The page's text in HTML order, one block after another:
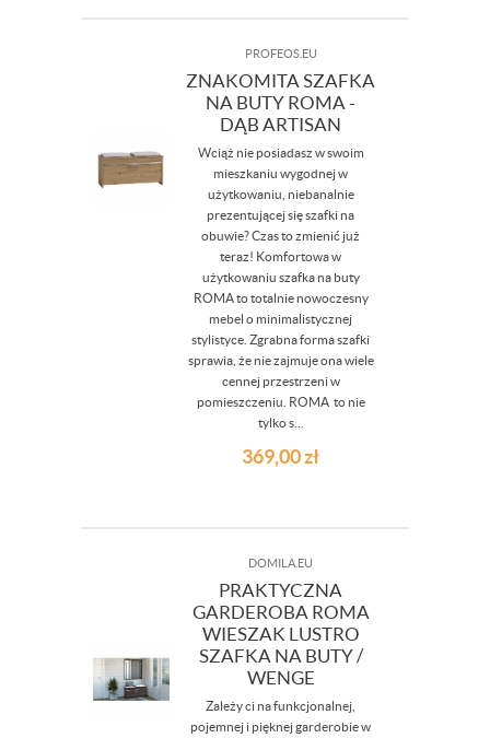
PROFEOS.EU
ZNAKOMITA SZAFKA
NA BUTY ROMA -
DĄB ARTISAN
Wciąż nie posiadasz w swoim
mieszkaniu wygodnej w
użytkowaniu, niebanalnie
prezentującej się szafki na
obuwie? Czas to zmienić już
teraz! Komfortowa w
użytkowaniu szafka na buty
ROMA to totalnie nowoczesny
mebel o minimalistycznej
stylistyce. Zgrabna forma szafki
sprawia, że nie zajmuje ona wiele
cennej przestrzeni w
pomieszczeniu. ROMA to nie
tylko s...
369,00zł
DOMILA.EU
PRAKTYCZNA
GARDEROBA ROMA
WIESZAK LUSTRO
SZAFKA NA BUTY /
WENGE
Zależy ci na funkcjonalnej,
pojemnej i pięknej garderobie w